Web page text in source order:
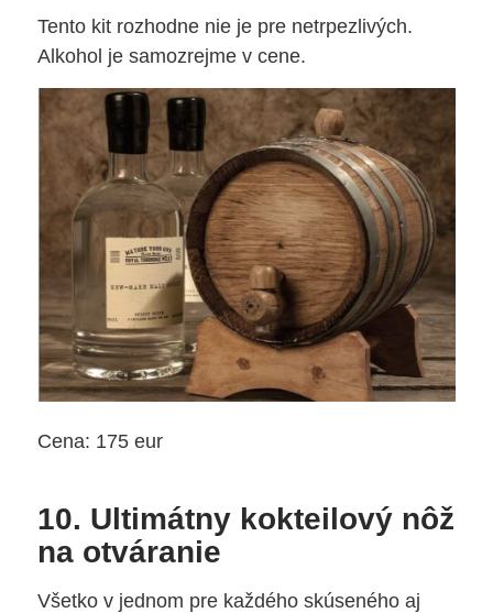
Tento kit rozhodne nie je pre netrpezlivých.
Alkohol je samozrejme v cene.
Cena: 175 eur
10. Ultimátny kokteilový nôž
na otváranie
Všetko v jednom pre každého skúseného aj